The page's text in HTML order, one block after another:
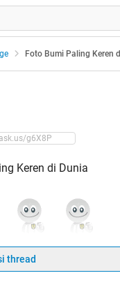
Foto Bumi Paling Keren
thread